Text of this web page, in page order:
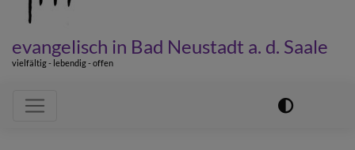
evangelisch in Bad Neustadt a. d. Saale
vielfältig - lebendig - offen
Hauptnavigation